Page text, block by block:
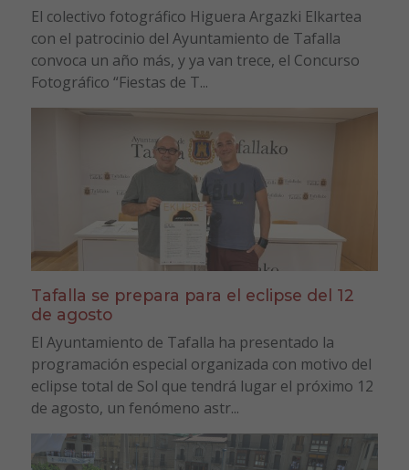
El colectivo fotográfico Higuera Argazki Elkartea
con el patrocinio del Ayuntamiento de Tafalla
convoca un año más, y ya van trece, el Concurso
Fotográfico “Fiestas de T...
Tafalla se prepara para el eclipse del 12
de agosto
El Ayuntamiento de Tafalla ha presentado la
programación especial organizada con motivo del
eclipse total de Sol que tendrá lugar el próximo 12
de agosto, un fenómeno astr...